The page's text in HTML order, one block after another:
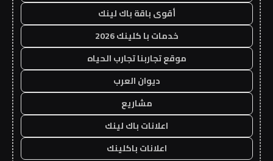
أقوى باقة باك لينك
خدمات با كلينك 2026
موقع تجاربنا تجارب الحياه
ديوان العرب
مشاريع
اعلانات باك لينك
اعلانات باكلينك